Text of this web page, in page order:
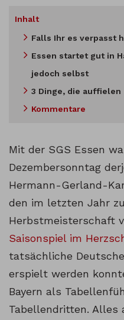
Inhalt
Falls Ihr es verpasst
Essen startet gut in
jedoch selbst
3 Dinge, die auffielen
Kommentare
Mit der SGS Essen
Dezembersonntag
Hermann-Gerland-
den im letzten Jahr
Herbstmeisterschaft
Saisonspiel im
tatsächliche
erspielt werden
Bayern als
Tabellendritten. Alles